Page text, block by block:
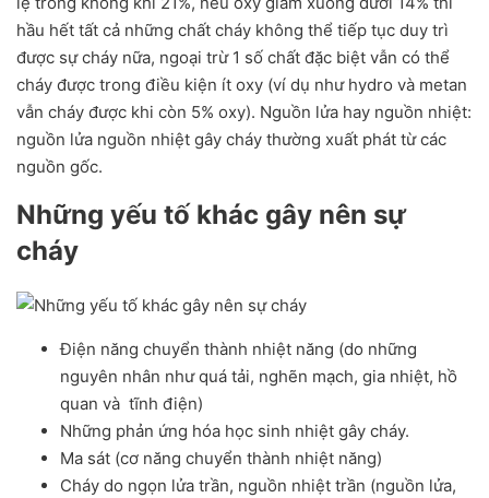
hầu hết tất cả những chất cháy không thể tiếp tục duy trì
được sự cháy nữa, ngoại trừ 1 số chất đặc biệt vẫn có thể
cháy được trong điều kiện ít oxy (ví dụ như hydro và metan
vẫn cháy được khi còn 5% oxy). Nguồn lửa hay nguồn nhiệt:
nguồn lửa nguồn nhiệt gây cháy thường xuất phát từ các
nguồn gốc.
Những yếu tố khác gây nên sự
cháy
Điện năng chuyển thành nhiệt năng (do những
nguyên nhân như quá tải, nghẽn mạch, gia nhiệt, hồ
quan và tĩnh điện)
Những phản ứng hóa học sinh nhiệt gây cháy.
Ma sát (cơ năng chuyển thành nhiệt năng)
Cháy do ngọn lửa trần, nguồn nhiệt trần (nguồn lửa,